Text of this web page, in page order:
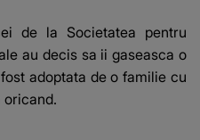
de la Societatea pentru
au decis sa ii gaseasca o
adoptata de o familie cu
oricand.